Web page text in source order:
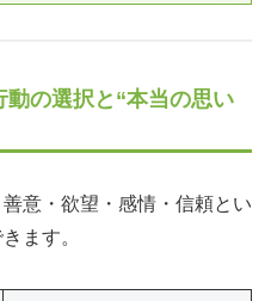
動の選択と“本当の思い
意・欲望・感情・信頼とい
ます。